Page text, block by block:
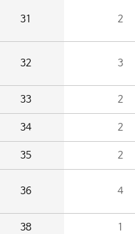
31 2
32 3
33 2
34 2
35 2
36 4
38 1